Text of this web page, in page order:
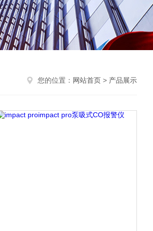
您的位置： 网站首页 > 产品展示